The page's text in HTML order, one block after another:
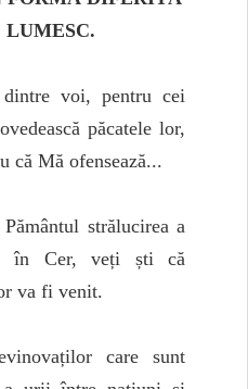
LUMESC.
voi, pentru cei
păcatele lor,
că Mă ofensează...
strălucirea a
în Cer, veți ști că
va fi venit.
care sunt